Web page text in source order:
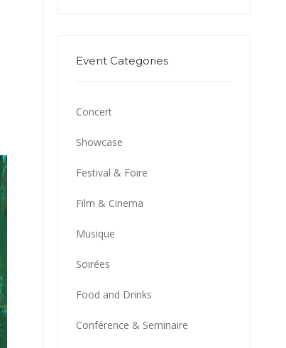
Event Categories
Concert
Showcase
Festival & Foire
Film & Cinema
Musique
Soirées
Food and Drinks
Conférence & Seminaire